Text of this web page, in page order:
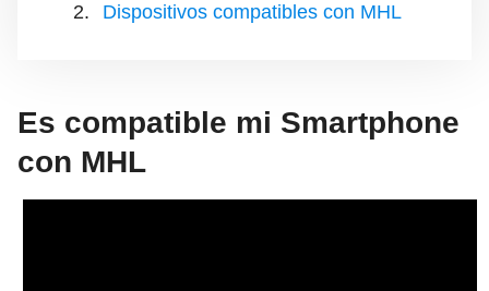
Dispositivos compatibles con MHL
Es compatible mi Smartphone
con MHL